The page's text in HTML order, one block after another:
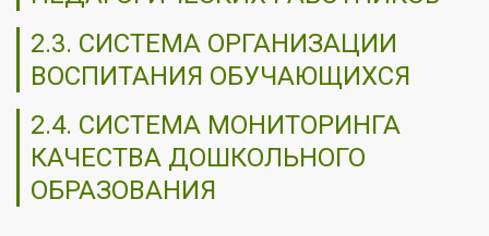
2.3. СИСТЕМА ОРГАНИЗАЦИИ
ВОСПИТАНИЯ ОБУЧАЮЩИХСЯ
2.4. СИСТЕМА МОНИТОРИНГА
КАЧЕСТВА ДОШКОЛЬНОГО
ОБРАЗОВАНИЯ